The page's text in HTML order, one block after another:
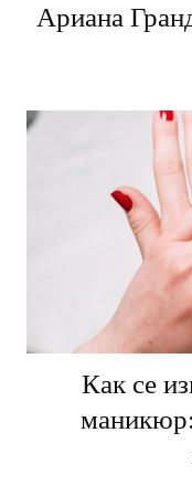
Ариана
Как се